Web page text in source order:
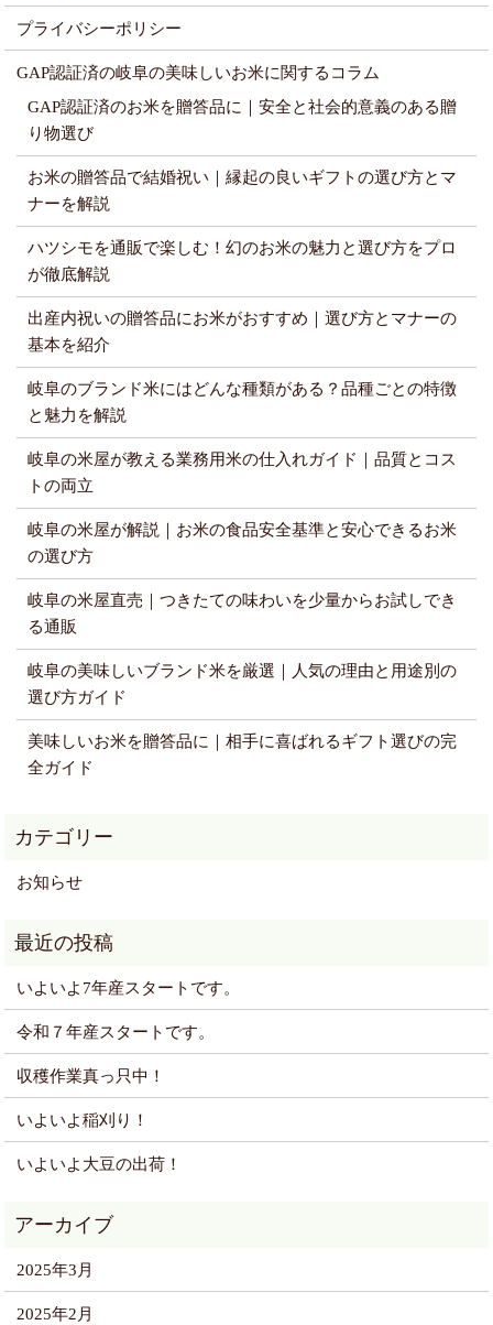
プライバシーポリシー
GAP認証済の岐阜の美味しいお米に関するコラム
GAP認証済のお米を贈答品に｜安全と社会的意義のある贈
り物選び
お米の贈答品で結婚祝い｜縁起の良いギフトの選び方とマ
ナーを解説
ハツシモを通販で楽しむ！幻のお米の魅力と選び方をプロ
が徹底解説
出産内祝いの贈答品にお米がおすすめ｜選び方とマナーの
基本を紹介
岐阜のブランド米にはどんな種類がある？品種ごとの特徴
と魅力を解説
岐阜の米屋が教える業務用米の仕入れガイド｜品質とコス
トの両立
岐阜の米屋が解説｜お米の食品安全基準と安心できるお米
の選び方
岐阜の米屋直売｜つきたての味わいを少量からお試しでき
る通販
岐阜の美味しいブランド米を厳選｜人気の理由と用途別の
選び方ガイド
美味しいお米を贈答品に｜相手に喜ばれるギフト選びの完
全ガイド
お知らせ
いよいよ7年産スタートです。
令和７年産スタートです。
収穫作業真っ只中！
いよいよ稲刈り！
いよいよ大豆の出荷！
2025年3月
2025年2月